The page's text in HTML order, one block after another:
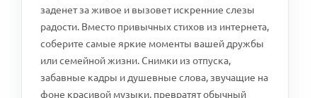
заденет за живое и вызовет искренние слезы
радости. Вместо привычных стихов из интернета,
соберите самые яркие моменты вашей дружбы
или семейной жизни. Снимки из отпуска,
забавные кадры и душевные слова, звучащие на
фоне красивой музыки, превратят обычный